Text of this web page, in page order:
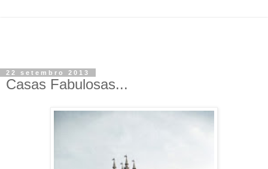
22 setembro 2013
Casas Fabulosas...